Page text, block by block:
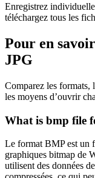
Enregistrez
téléchargez tous les
Pour en
JPG
Comparez les formats,
les moyens d’ouvrir
What is bmp file
Le format BMP est un
graphiques bitmap de
utilisent des données